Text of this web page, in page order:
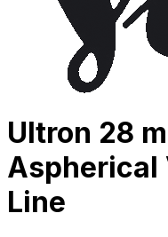
Ultron 28
Aspherical
Line